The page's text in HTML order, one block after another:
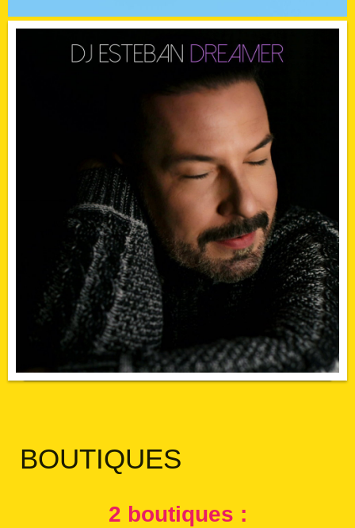
BOUTIQUES
2 boutiques :